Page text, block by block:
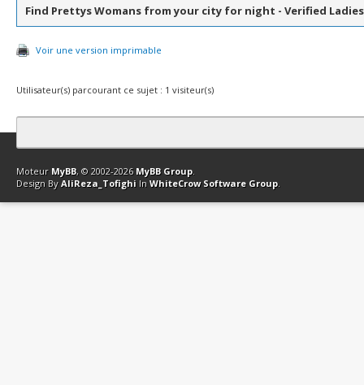
Find Prettys Womans from your city for night - Verified Ladies
Voir une version imprimable
Utilisateur(s) parcourant ce sujet : 1 visiteur(s)
Contact Club Affiliation Retourner en haut Version bas-débit
Moteur MyBB, © 2002-2026 MyBB Group.
Design By AliReza_Tofighi In WhiteCrow Software Group.